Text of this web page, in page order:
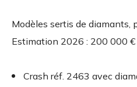
Modèles sertis de diamants,
Estimation 2026 : 200 000 €
Crash réf. 2463 avec